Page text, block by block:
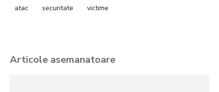
atac securitate victime
Articole asemanatoare